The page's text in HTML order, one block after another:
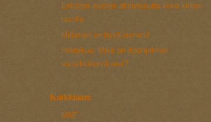
Entisten isosten aktiivisuutta koko kirkon
tasolla
Millainen on hyvä isonen?
Helmikuu: Mikä on iltaohjelman
suosikkikuiviksesi?
Kaikkiaan:
MNF